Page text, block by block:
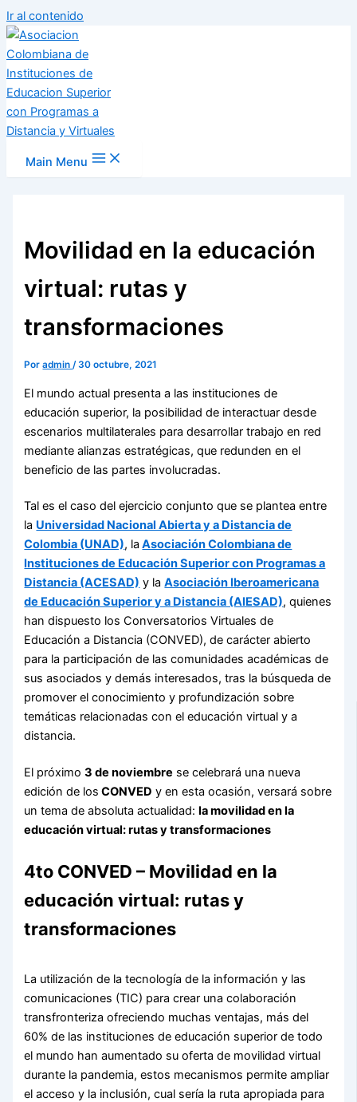
Ir al contenido
Main Menu
Movilidad en la educación
virtual: rutas y
transformaciones
Poradmin/30 octubre, 2021
El mundo actual presenta a las instituciones de
educación superior, la posibilidad de interactuar desde
escenarios multilaterales para desarrollar trabajo en red
mediante alianzas estratégicas, que redunden en el
beneficio de las partes involucradas.
Tal es el caso del ejercicio conjunto que se plantea entre
la Universidad Nacional Abierta y a Distancia de
Colombia (UNAD), la Asociación Colombiana de
Instituciones de Educación Superior con Programas a
Distancia (ACESAD) y laAsociación Iberoamericana
de Educación Superior y a Distancia (AIESAD), quienes
han dispuesto los Conversatorios Virtuales de
Educación a Distancia (CONVED), de carácter abierto
para la participación de las comunidades académicas de
sus asociados y demás interesados, tras la búsqueda de
promover el conocimiento y profundización sobre
temáticas relacionadas con el educación virtual y a
distancia.
El próximo3 de noviembre se celebrará una nueva
edición de los CONVED y en esta ocasión, versará sobre
un tema de absoluta actualidad:la movilidad en la
educación virtual: rutas y transformaciones
4to CONVED – Movilidad en la
educación virtual: rutas y
transformaciones
La utilización de la tecnología de la información y las
comunicaciones (TIC) para crear una colaboración
transfronteriza ofreciendo muchas ventajas, más del
60% de las instituciones de educación superior de todo
el mundo han aumentado su oferta de movilidad virtual
durante la pandemia, estos mecanismos permite ampliar
el acceso y la inclusión, cual sería la ruta apropiada para